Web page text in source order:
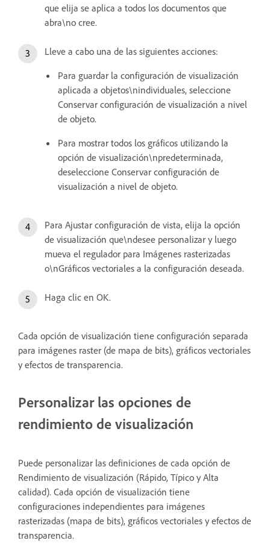
que elija se aplica a todos los documentos que
abra\no cree.
Lleve a cabo una de las siguientes acciones:
Para guardar la configuración de visualización
aplicada a objetos\nindividuales, seleccione
Conservar configuración de visualización a nivel
de objeto.
Para mostrar todos los gráficos utilizando la
opción de visualización\npredeterminada,
deseleccione Conservar configuración de
visualización a nivel de objeto.
Para Ajustar configuración de vista, elija la opción
de visualización que\ndesee personalizar y luego
mueva el regulador para Imágenes rasterizadas
o\nGráficos vectoriales a la configuración deseada.
Haga clic en OK.
Cada opción de visualización tiene configuración separada
para imágenes raster (de mapa de bits), gráficos vectoriales
y efectos de transparencia.
Personalizar las opciones de
rendimiento de visualización
Puede personalizar las definiciones de cada opción de
Rendimiento de visualización (Rápido, Típico y Alta
calidad). Cada opción de visualización tiene
configuraciones independientes para imágenes
rasterizadas (mapa de bits), gráficos vectoriales y efectos de
transparencia.